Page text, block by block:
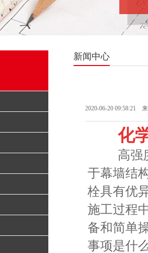
新闻中心
2020-06-20 09:58:21
化
高强
于幕墙结
栓具有优
施工过程
备和简单
事项是什